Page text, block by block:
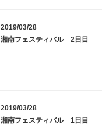
2019/03/28
湘南フェスティバル 2日目
2019/03/28
湘南フェスティバル 1日目